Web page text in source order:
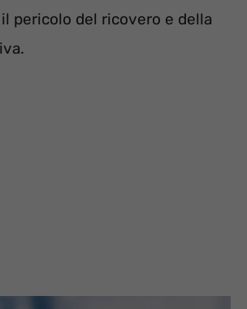
pericolo del ricovero e della